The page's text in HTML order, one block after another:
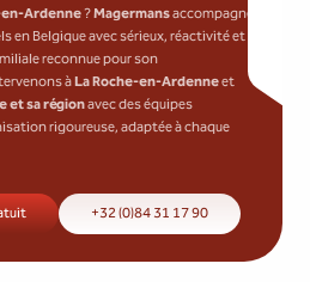
en-Ardenne ?Magermansaccompagne
en Belgique avec sérieux, réactivité et
reconnue pour son
àLa Roche-en-Ardenneet
et sa régionavec des équipes
rigoureuse, adaptée à chaque
+32 (0)84 31 17 90